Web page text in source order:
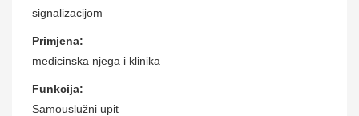
signalizacijom
Primjena:
medicinska njega i klinika
Funkcija:
Samouslužni upit